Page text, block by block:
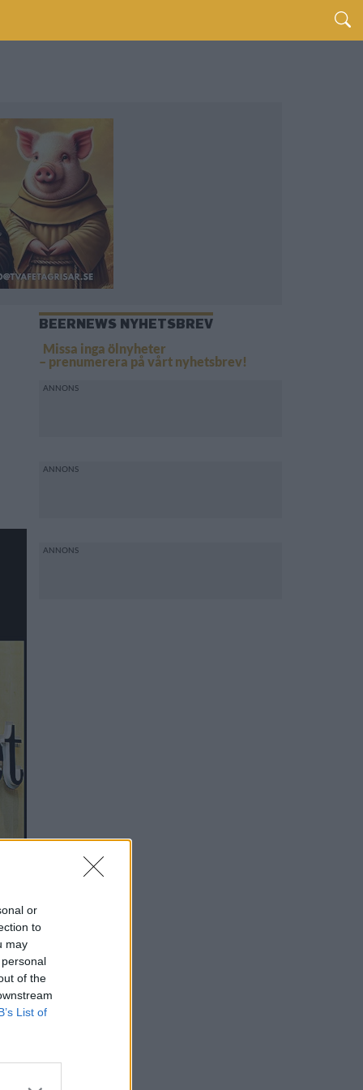
or
to
may
of the
List of
BEERNEWS NYHETSBREV
Missa inga ölnyheter
– prenumerera på vårt nyhetsbrev!